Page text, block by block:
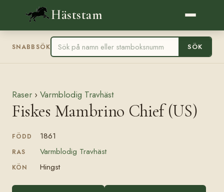
Häststam
SNABBSÖK SÖK
Raser › Varmblodig Travhäst
Fiskes Mambrino Chief (US)
FÖDD 1861
RAS Varmblodig Travhäst
KÖN Hingst